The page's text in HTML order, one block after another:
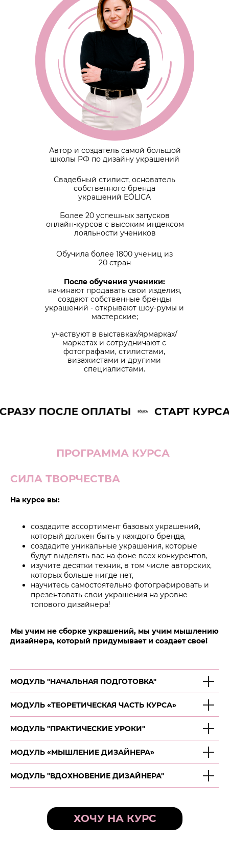
Автор и создатель самой большой
школы РФ по дизайну украшений
Свадебный стилист, основатель
собственного бренда
украшений EÓLICA
Более 20 успешных запусков
онлайн-курсов с высоким индексом
лояльности учеников
Обучила более 1800 учениц из
20 стран
После обучения ученики:
начинают продавать свои изделия,
создают собственные бренды
украшений - открывают шоу-румы и
мастерские;
участвуют в выставках/ярмарках/
маркетах и сотрудничают с
фотографами, стилистами,
визажистами и другими
специалистами.
ПОСЛЕ ОПЛАТЫ СТАРТ КУРСА
ПРОГРАММА КУРСА
СИЛА ТВОРЧЕСТВА
На курсе вы:
создадите ассортимент базовых украшений,
который должен быть у каждого бренда,
создадите уникальные украшения, которые
будут выделять вас на фоне всех конкурентов,
изучите десятки техник, в том числе авторских,
которых больше нигде нет,
научитесь самостоятельно фотографировать и
презентовать свои украшения на уровне
топового дизайнера!
Мы учим не сборке украшений, мы учим мышлению
дизайнера, который придумывает и создает свое!
МОДУЛЬ "НАЧАЛЬНАЯ ПОДГОТОВКА"
МОДУЛЬ «ТЕОРЕТИЧЕСКАЯ ЧАСТЬ КУРСА»
МОДУЛЬ "ПРАКТИЧЕСКИЕ УРОКИ"
МОДУЛЬ «МЫШЛЕНИЕ ДИЗАЙНЕРА»
МОДУЛЬ "ВДОХНОВЕНИЕ ДИЗАЙНЕРА"
ХОЧУ НА КУРС